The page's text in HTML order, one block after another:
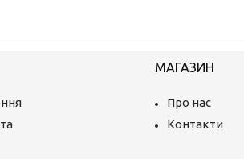
МАГАЗИН
Про нас
Контакти